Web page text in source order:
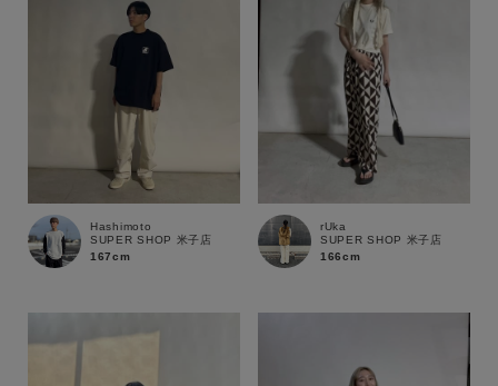
Hashimoto
SUPER SHOP 米子店
167cm
rUka
SUPER SHOP 米子店
166cm